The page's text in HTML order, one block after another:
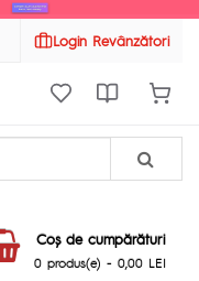
Login Revânzători
Coş de cumpărături
0 produs(e) - 0,00 LEI